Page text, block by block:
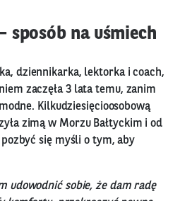
sposób na uśmiech
dziennikarka, lektorka i coach,
zaczęła 3 lata temu, zanim
Kilkudziesięcioosobową
zimą w Morzu Bałtyckim i od
pozbyć się myśli o tym, aby
udowodnić sobie, że dam radę